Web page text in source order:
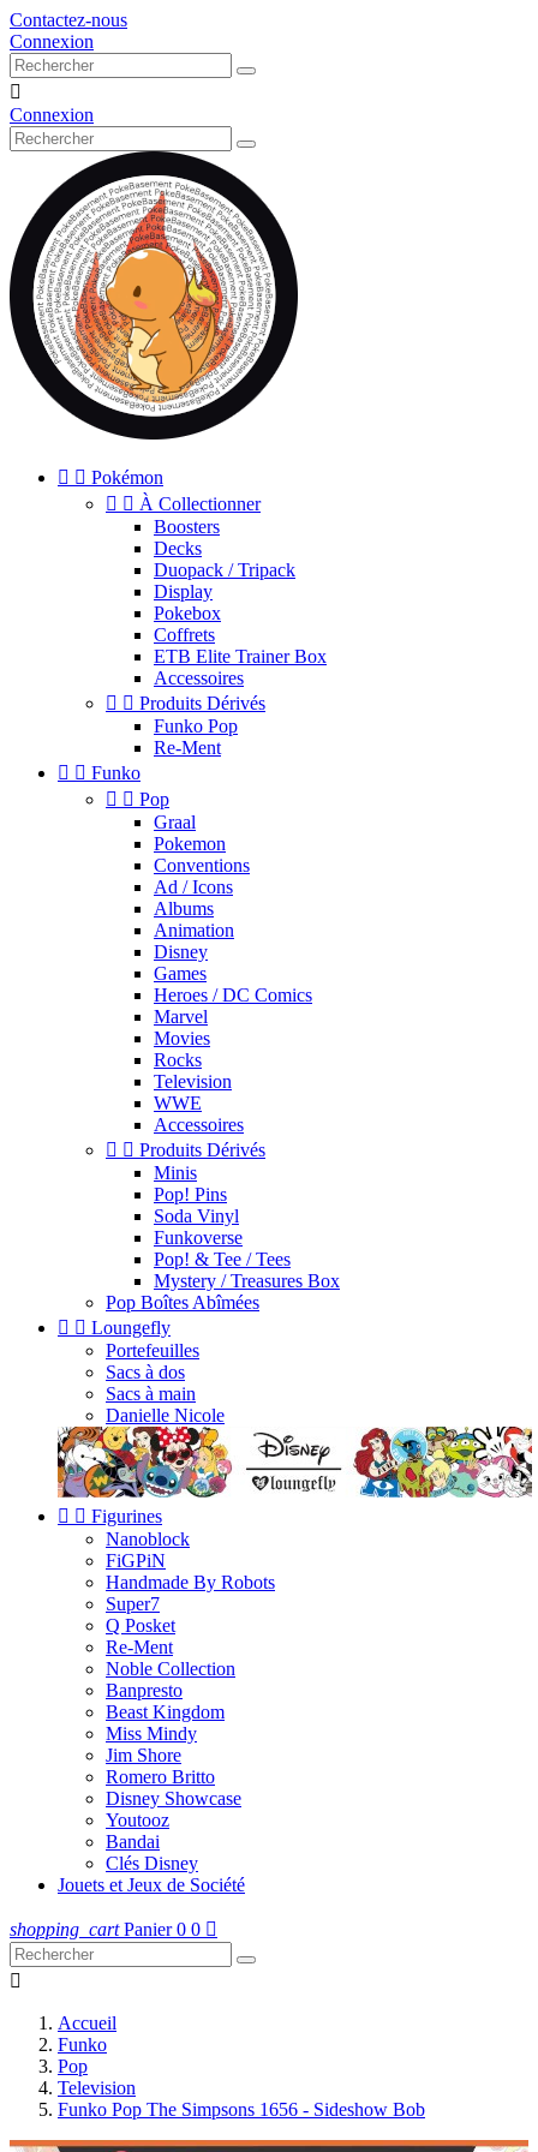
Contactez-nous
Connexion

Connexion
  Pokémon
  À Collectionner
Boosters
Decks
Duopack / Tripack
Display
Pokebox
Coffrets
ETB Elite Trainer Box
Accessoires
  Produits Dérivés
Funko Pop
Re-Ment
  Funko
  Pop
Graal
Pokemon
Conventions
Ad / Icons
Albums
Animation
Disney
Games
Heroes / DC Comics
Marvel
Movies
Rocks
Television
WWE
Accessoires
  Produits Dérivés
Minis
Pop! Pins
Soda Vinyl
Funkoverse
Pop! & Tee / Tees
Mystery / Treasures Box
Pop Boîtes Abîmées
  Loungefly
Portefeuilles
Sacs à dos
Sacs à main
Danielle Nicole
  Figurines
Nanoblock
FiGPiN
Handmade By Robots
Super7
Q Posket
Re-Ment
Noble Collection
Banpresto
Beast Kingdom
Miss Mindy
Jim Shore
Romero Britto
Disney Showcase
Youtooz
Bandai
Clés Disney
Jouets et Jeux de Société
shopping_cart Panier 0 0 

Accueil
Funko
Pop
Television
Funko Pop The Simpsons 1656 - Sideshow Bob